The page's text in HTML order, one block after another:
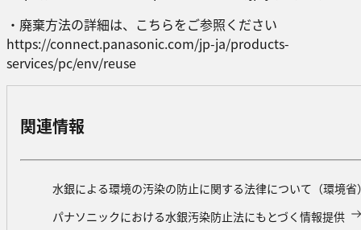
・廃棄方法の詳細は、こちらをご参照ください
https://connect.panasonic.com/jp-ja/products-
services/pc/env/reuse
関連情報
水銀による環境の汚染の防止に関する法律について（環境省
パナソニックにおける水銀汚染防止法にもとづく情報提供